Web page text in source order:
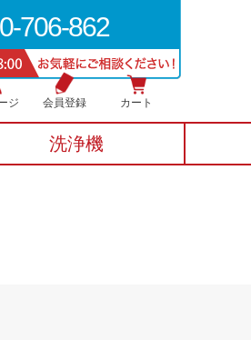
706-862
ジ 会員登録 カート
洗浄機